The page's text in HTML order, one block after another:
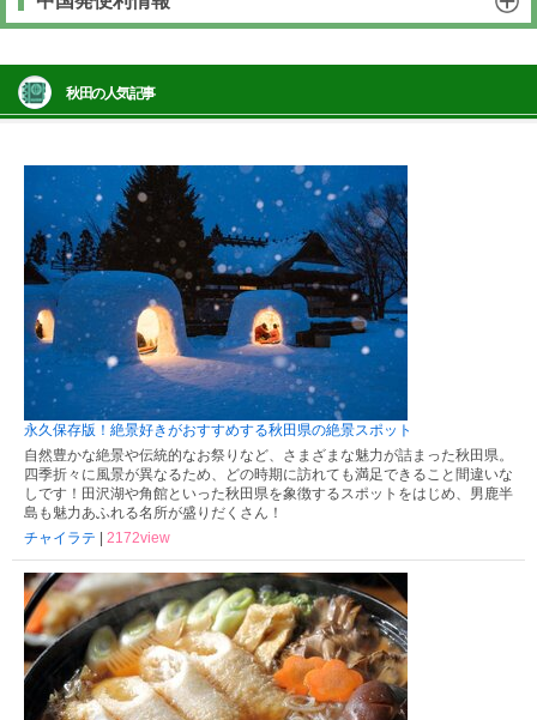
秋田の人気記事
永久保存版！絶景好きがおすすめする秋田県の絶景スポット
自然豊かな絶景や伝統的なお祭りなど、さまざまな魅力が詰まった秋田県。
四季折々に風景が異なるため、どの時期に訪れても満足できること間違いな
しです！田沢湖や角館といった秋田県を象徴するスポットをはじめ、男鹿半
島も魅力あふれる名所が盛りだくさん！
チャイラテ | 2172view